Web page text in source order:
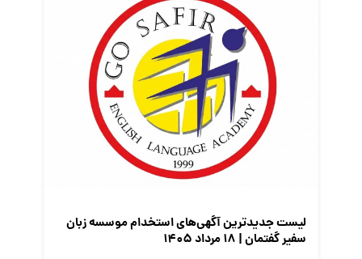
گزارش‌های آماری
مصاحبه شغلی
معرفی شرکت ها
معرفی متخصصان منابع انسانی
معرفی مشاغل
لیست جدیدترین آگهی‌های استخدام موسسه زبان
سفیر گفتمان | ۱۸ مرداد ۱۴۰۵